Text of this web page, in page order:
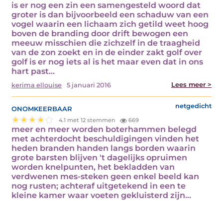
is er nog een zin een samengesteld woord dat
groter is dan bijvoorbeeld een schaduw van een
vogel waarin een lichaam zich getild weet hoog
boven de branding door drift bewogen een
meeuw misschien die zichzelf in de traagheid
van de zon zoekt en in de einder zakt golf over
golf is er nog iets al is het maar even dat in ons
hart past…
kerima ellouise 5 januari 2016 Lees meer >
onomkeerbaar netgedicht
4.1 met 12 stemmen 669
meer en meer worden boterhammen belegd
met achterdocht beschuldigingen vinden het
heden branden handen langs borden waarin
grote barsten blijven 't dagelijks opruimen
worden knelpunten, het bekladden van
verdwenen mes-steken geen enkel beeld kan
nog rusten; achteraf uitgetekend in een te
kleine kamer waar voeten gekluisterd zijn…